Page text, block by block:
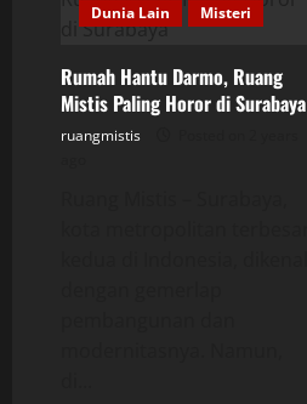
Dunia Lain Misteri
Rumah Hantu Darmo, Ruang
Mistis Paling Horor di Surabaya
ruangmistis